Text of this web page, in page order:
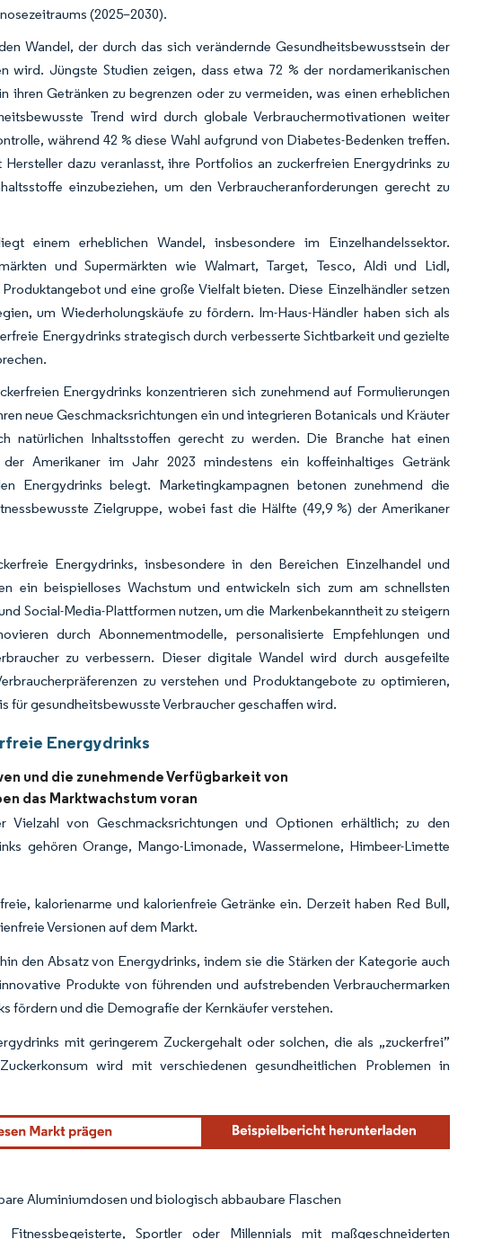
(2025–2030).
Wandel, der durch das sich verändernde Gesundheitsbewusstsein der
wird. Jüngste Studien zeigen, dass etwa 72 % der nordamerikanischen
Getränken zu begrenzen oder zu vermeiden, was einen erheblichen
Trend wird durch globale Verbrauchermotivationen weiter
während 42 % diese Wahl aufgrund von Diabetes-Bedenken treffen.
dazu veranlasst, ihre Portfolios an zuckerfreien Energydrinks zu
einzubeziehen, um den Verbraucheranforderungen gerecht zu
einem erheblichen Wandel, insbesondere im Einzelhandelssektor.
und Supermärkten wie Walmart, Target, Tesco, Aldi und Lidl,
und eine große Vielfalt bieten. Diese Einzelhändler setzen
um Wiederholungskäufe zu fördern. Im-Haus-Händler haben sich als
Energydrinks strategisch durch verbesserte Sichtbarkeit und gezielte
Energydrinks konzentrieren sich zunehmend auf Formulierungen
neue Geschmacksrichtungen ein und integrieren Botanicals und Kräuter
natürlichen Inhaltsstoffen gerecht zu werden. Die Branche hat einen
Amerikaner im Jahr 2023 mindestens ein koffeinhaltiges Getränk
Energydrinks belegt. Marketingkampagnen betonen zunehmend die
Zielgruppe, wobei fast die Hälfte (49,9 %) der Amerikaner
Energydrinks, insbesondere in den Bereichen Einzelhandel und
ein beispielloses Wachstum und entwickeln sich zum am schnellsten
Social-Media-Plattformen nutzen, um die Markenbekanntheit zu steigern
durch Abonnementmodelle, personalisierte Empfehlungen und
zu verbessern. Dieser digitale Wandel wird durch ausgefeilte
zu verstehen und Produktangebote zu optimieren,
für gesundheitsbewusste Verbraucher geschaffen wird.
Energydrinks
und die zunehmende Verfügbarkeit von
das Marktwachstum voran
von Geschmacksrichtungen und Optionen erhältlich; zu den
gehören Orange, Mango-Limonade, Wassermelone, Himbeer-Limette
kalorienarme und kalorienfreie Getränke ein. Derzeit haben Red Bull,
Versionen auf dem Markt.
den Absatz von Energydrinks, indem sie die Stärken der Kategorie auch
Produkte von führenden und aufstrebenden Verbrauchermarken
fördern und die Demografie der Kernkäufer verstehen.
mit geringerem Zuckergehalt oder solchen, die als „zuckerfrei”
wird mit verschiedenen gesundheitlichen Problemen in
Aluminiumdosen und biologisch abbaubare Flaschen
Sportler oder Millennials mit maßgeschneiderten